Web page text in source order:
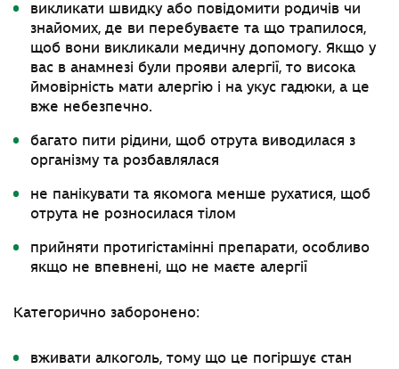
викликати швидку або повідомити родичів чи
знайомих, де ви перебуваєте та що трапилося,
щоб вони викликали медичну допомогу. Якщо у
вас в анамнезі були прояви алергії, то висока
ймовірність мати алергію і на укус гадюки, а це
вже небезпечно.
багато пити рідини, щоб отрута виводилася з
організму та розбавлялася
не панікувати та якомога менше рухатися, щоб
отрута не розносилася тілом
прийняти протигістамінні препарати, особливо
якщо не впевнені, що не маєте алергії
Категорично заборонено:
вживати алкоголь, тому що це погіршує стан